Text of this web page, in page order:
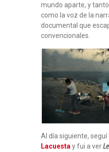
mundo aparte, y
como la voz de la
documental que
convencionales.
Al día siguiente, seguí
Lacuesta y fui a ver